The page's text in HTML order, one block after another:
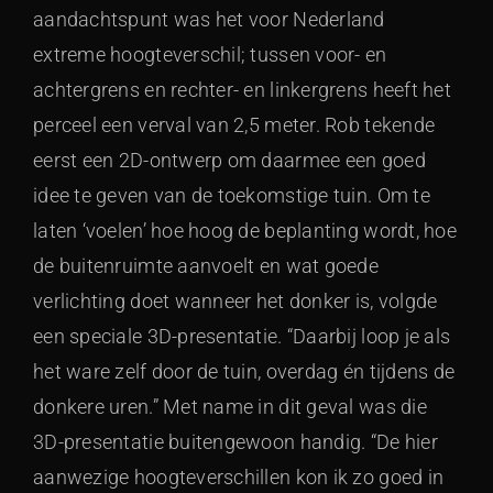
aandachtspunt was het voor Nederland
extreme hoogteverschil; tussen voor- en
achtergrens en rechter- en linkergrens heeft het
perceel een verval van 2,5 meter. Rob tekende
eerst een 2D-ontwerp om daarmee een goed
idee te geven van de toekomstige tuin. Om te
laten ‘voelen’ hoe hoog de beplanting wordt, hoe
de buitenruimte aanvoelt en wat goede
verlichting doet wanneer het donker is, volgde
een speciale 3D-presentatie. “Daarbij loop je als
het ware zelf door de tuin, overdag én tijdens de
donkere uren.” Met name in dit geval was die
3D-presentatie buitengewoon handig. “De hier
aanwezige hoogteverschillen kon ik zo goed in